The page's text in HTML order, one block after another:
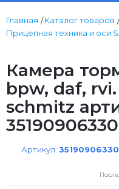
Главная
Каталог товаров
Прицепная техника и оси
Камера
bpw, daf,
schmitz
35190906330
Артикул: 35190906330